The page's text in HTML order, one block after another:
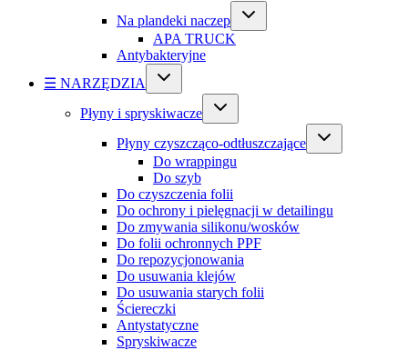
Na plandeki naczep
APA TRUCK
Antybakteryjne
☰ NARZĘDZIA
Płyny i spryskiwacze
Płyny czyszcząco-odtłuszczające
Do wrappingu
Do szyb
Do czyszczenia folii
Do ochrony i pielęgnacji w detailingu
Do zmywania silikonu/wosków
Do folii ochronnych PPF
Do repozycjonowania
Do usuwania klejów
Do usuwania starych folii
Ściereczki
Antystatyczne
Spryskiwacze